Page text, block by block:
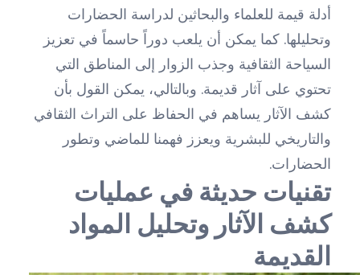
أدلة قيمة للعلماء والبحاثين لدراسة الحضارات
وتحليلها. كما يمكن أن يلعب دوراً حاسماً في تعزيز
السياحة الثقافية وجذب الزوار إلى المناطق التي
تحتوي على آثار قديمة. وبالتالي، يمكن القول بأن
كشف الآثار يساهم في الحفاظ على التراث الثقافي
والتاريخي للبشرية ويعزز فهمنا للماضي وتطور
الحضارات.
تقنيات حديثة في عمليات
كشف الآثار وتحليل المواد
القديمة